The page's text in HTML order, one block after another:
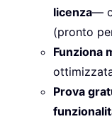
licenza—
(pronto
Funziona
Prova